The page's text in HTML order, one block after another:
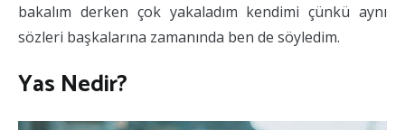
bakalım derken çok yakaladım kendimi çünkü aynı
sözleri başkalarına zamanında ben de söyledim.
Yas Nedir?